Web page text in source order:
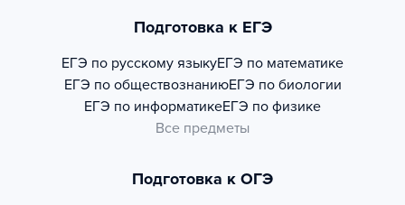
Подготовка к ЕГЭ
ЕГЭ по русскому языкуЕГЭ по математике
ЕГЭ по обществознаниюЕГЭ по биологии
ЕГЭ по информатикеЕГЭ по физике
Все предметы
Подготовка к ОГЭ